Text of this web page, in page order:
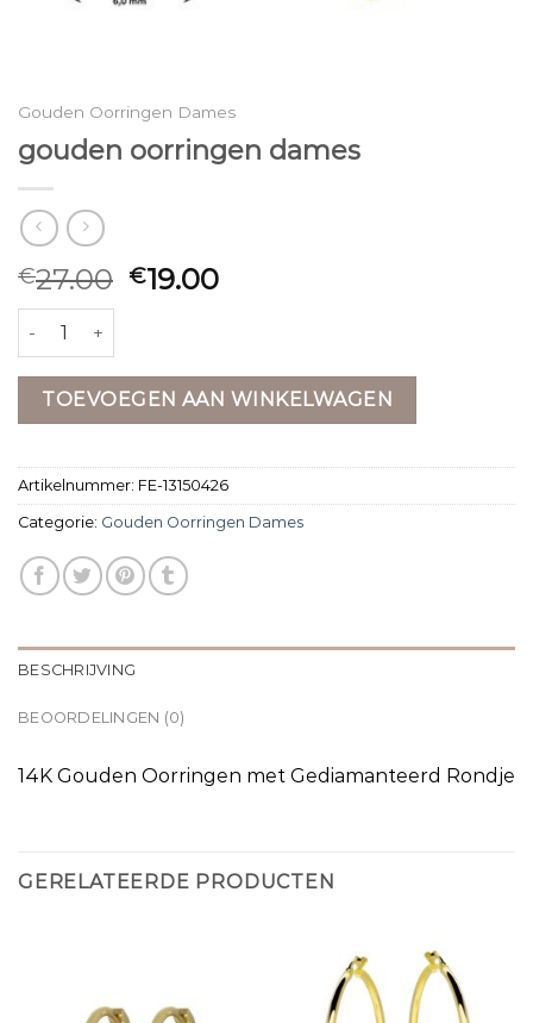
Gouden Oorringen Dames
gouden oorringen dames
€27.00 €19.00
gouden oorringen dames aantal
TOEVOEGEN AAN WINKELWAGEN
Artikelnummer: FE-13150426
Categorie: Gouden Oorringen Dames
BESCHRIJVING
BEOORDELINGEN (0)
14K Gouden Oorringen met Gediamanteerd Rondje
GERELATEERDE PRODUCTEN